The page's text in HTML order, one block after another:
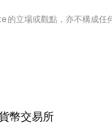
的立場或觀點，亦不構成
幣交易所